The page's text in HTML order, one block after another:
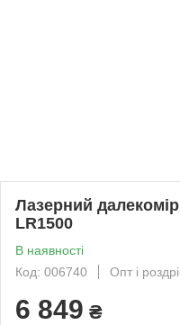
Лазерний
LR1500
В наявності
Код: 006740
Опт і
6 849 ₴